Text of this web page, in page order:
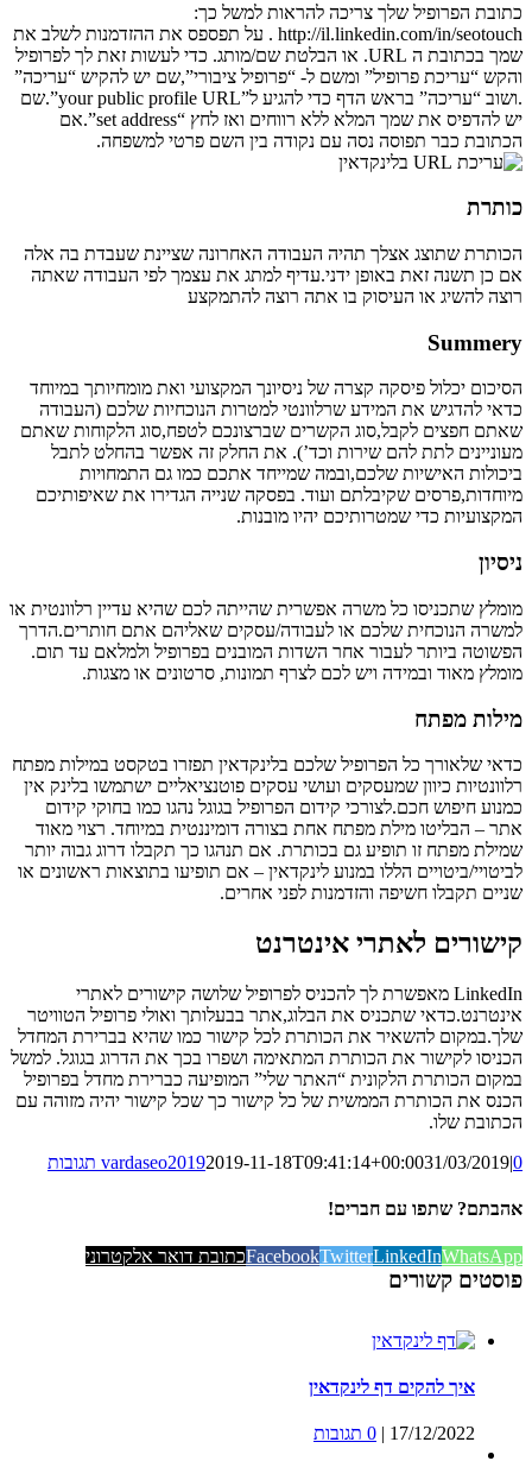
כתובת הפרופיל שלך צריכה להראות למשל כך:
http://il.linkedin.com/in/seotouch . על תפספס את ההזדמנות לשלב את
שמך בכתובת ה URL. או הבלטת שם/מותג. כדי לעשות זאת לך לפרופיל
והקש “עריכת פרופיל” ומשם ל- “פרופיל ציבורי”,שם יש להקיש “עריכה”
.ושוב “עריכה” בראש הדף כדי להגיע ל”your public profile URL”.שם
יש להדפיס את שמך המלא ללא רווחים ואז לחץ “set address”.אם
הכתובת כבר תפוסה נסה עם נקודה בין השם פרטי למשפחה.
כותרת
הכותרת שתוצג אצלך תהיה העבודה האחרונה שציינת שעבדת בה אלה
אם כן תשנה זאת באופן ידני.עדיף למתג את עצמך לפי העבודה שאתה
רוצה להשיג או העיסוק בו אתה רוצה להתמקצע
Summery
הסיכום יכלול פיסקה קצרה של ניסיונך המקצועי ואת מומחיותך במיוחד
כדאי להדגיש את המידע שרלוונטי למטרות הנוכחיות שלכם (העבודה
שאתם חפצים לקבל,סוג הקשרים שברצונכם לטפח,סוג הלקוחות שאתם
מעוניינים לתת להם שירות וכד’). את החלק זה אפשר בהחלט לתבל
ביכולות האישיות שלכם,ובמה שמייחד אתכם כמו גם התמחויות
מיוחדות,פרסים שקיבלתם ועוד. בפסקה שנייה הגדירו את שאיפותיכם
המקצועיות כדי שמטרותיכם יהיו מובנות.
ניסיון
מומלץ שתכניסו כל משרה אפשרית שהייתה לכם שהיא עדיין רלוונטית או
למשרה הנוכחית שלכם או לעבודה/עסקים שאליהם אתם חותרים.הדרך
הפשוטה ביותר לעבור אחר השדות המובנים בפרופיל ולמלאם עד תום.
מומלץ מאוד ובמידה ויש לכם לצרף תמונות, סרטונים או מצגות.
מילות מפתח
כדאי שלאורך כל הפרופיל שלכם בלינקדאין תפזרו בטקסט במילות מפתח
רלוונטיות כיוון שמעסקים ועושי עסקים פוטנציאליים ישתמשו בלינק אין
כמנוע חיפוש חכם.לצורכי קידום הפרופיל בגוגל נהגו כמו בחוקי קידום
אתר – הבליטו מילת מפתח אחת בצורה דומיננטית במיוחד. רצוי מאוד
שמילת מפתח זו תופיע גם בכותרת. אם תנהגו כך תקבלו דרוג גבוה יותר
לביטויי/ביטויים הללו במנוע לינקדאין – אם תופיעו בתוצאות ראשונים או
שניים תקבלו חשיפה והזדמנות לפני אחרים.
קישורים לאתרי אינטרנט
LinkedIn מאפשרת לך להכניס לפרופיל שלושה קישורים לאתרי
אינטרנט.כדאי שתכניס את הבלוג,אתר בבעלותך ואולי פרופיל הטוויטר
שלך.במקום להשאיר את הכותרת לכל קישור כמו שהיא בברירת המחדל
הכניסו לקישור את הכותרת המתאימה ושפרו בכך את הדרוג בגוגל. למשל
במקום הכותרת הלקונית “האתר שלי” המופיעה כברירת מחדל בפרופיל
הכנס את הכותרת הממשית של כל קישור כך שכל קישור יהיה מזוהה עם
הכתובת שלו.
vardaseo20192019-11-18T09:41:14+00:0031/03/2019|0 תגובות
אהבתם? שתפו עם חברים!
FacebookTwitterLinkedInWhatsApp כתובת דואר אלקטרוני
פוסטים קשורים
איך להקים דף לינקדאין
17/12/2022
| 0 תגובות